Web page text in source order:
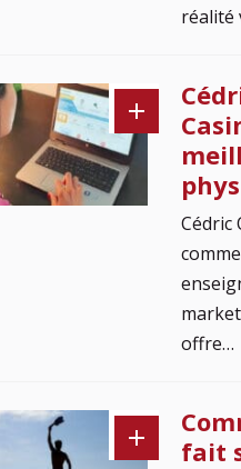
réalité
Cédric
offre…
fait